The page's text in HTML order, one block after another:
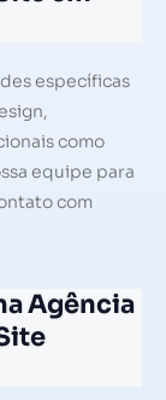
específicas
como
equipe para
com
Agência